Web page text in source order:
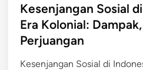
t
e
d
n
Kesenjangan Sosial
Era Kolonial:
Perjuangan
Kesenjangan Sosial di